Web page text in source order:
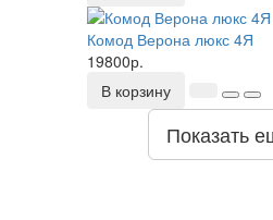
Комод Верона люкс 4Я
19800р.
В корзину
Показать